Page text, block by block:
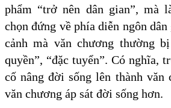
phẩm “trở nên dân gian”, mà
chọn đứng về phía diễn ngôn
cảnh mà văn chương thường
quyền”, “đặc tuyển”. Có nghĩa,
cố nâng đời sống lên thành văn
văn chương áp sát đời sống hơn.